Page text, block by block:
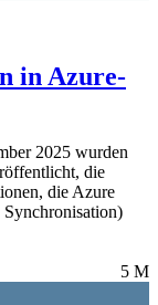
in Azure-
2025 wurden
die
die Azure
5 M